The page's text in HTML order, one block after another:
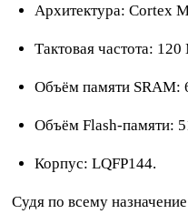
Архитектура: Cortex
Тактовая частота:
Объём памяти SRAM:
Объём Flash-памяти:
Корпус: LQFP144.
Судя по всему